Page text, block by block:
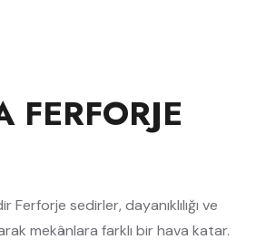
FERFORJE
Ferforje sedirler, dayanıklılığı ve
mekânlara farklı bir hava katar.